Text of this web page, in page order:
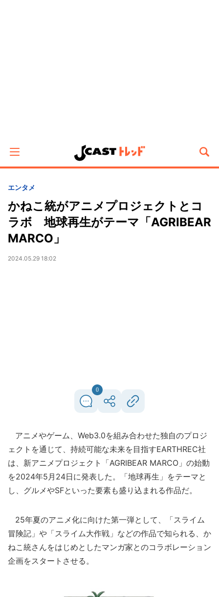
エンタメ
かねこ統がアニメプロジェクトとコ
ラボ 地球再生がテーマ「AGRIBEAR
MARCO」
2024.05.29 18:02
0
アニメやゲーム、Web3.0を組み合わせた独自のプロジ
ェクトを通じて、持続可能な未来を目指すEARTHREC社
は、新アニメプロジェクト「AGRIBEAR MARCO」の始動
を2024年5月24日に発表した。「地球再生」をテーマと
し、グルメやSFといった要素も盛り込まれる作品だ。
25年夏のアニメ化に向けた第一弾として、「スライム
冒険記」や「スライム大作戦」などの作品で知られる、か
ねこ統さんをはじめとしたマンガ家とのコラボレーション
企画をスタートさせる。